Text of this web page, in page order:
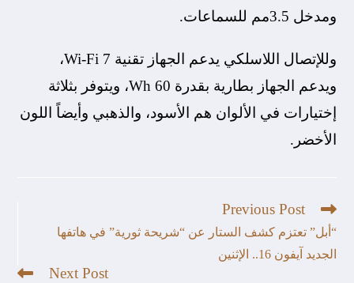
ومدخل 3.5مم للسماعات.
وللإتصال اللاسلكي يدعم الجهاز تقنية Wi-Fi 7،
ويدعم الجهاز بطارية بقدرة 60 Wh، ويتوفر بثلاثة
إختيارات في الألوان هم الأسود، والذهبي وأيضاً اللون
الأخضر.
Previous Post
“أبل” تعتزم كشف الستار عن “شريحة ثورية” في هاتفها
الجديد آيفون 16.. الإثنين
Next Post